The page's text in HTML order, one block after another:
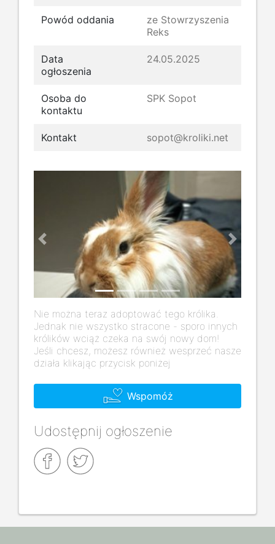
Powód oddania
ze Stowrzyszenia
Reks
Data
ogłoszenia
24.05.2025
Osoba do
kontaktu
SPK Sopot
Kontakt sopot@kroliki.net
Previous Next
Nie można teraz adoptować tego królika.
Jednak nie wszystko stracone - sporo innych
królików wciąż czeka na swój nowy dom!
Jeśli chcesz, możesz również wesprzeć nasze
działa klikając przycisk poniżej
Wspomóż
Udostępnij ogłoszenie